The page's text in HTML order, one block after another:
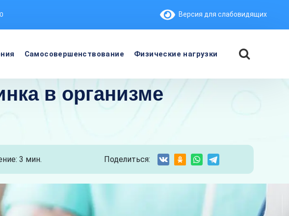
Версия для слабовидящих
Самосовершенствование Физические нагрузки
в организме
3 мин. Поделиться: